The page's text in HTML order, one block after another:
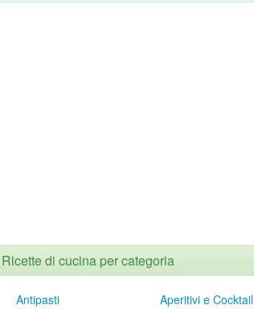
Ricette di cucina per categoria
Antipasti
Aperitivi e Cocktail